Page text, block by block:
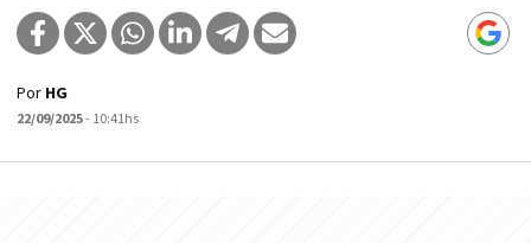
Por HG
22/09/2025- 10:41hs